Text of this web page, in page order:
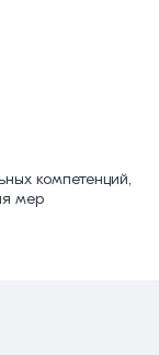
компетенций,
мер